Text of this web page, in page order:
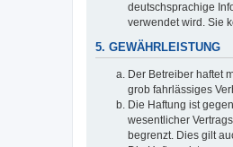
deutschsprachige
verwendet wird. Sie
5. GEWÄHRLEISTUNG
Der Betreiber haftet
grob fahrlässiges
Die Haftung ist
wesentlicher
begrenzt. Dies gilt